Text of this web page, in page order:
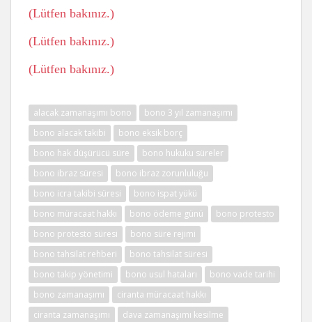
(Lütfen bakınız.)
(Lütfen bakınız.)
(Lütfen bakınız.)
alacak zamanaşımı bono
bono 3 yıl zamanaşımı
bono alacak takibi
bono eksik borç
bono hak düşürücü süre
bono hukuku süreler
bono ibraz süresi
bono ibraz zorunluluğu
bono icra takibi süresi
bono ispat yükü
bono müracaat hakkı
bono ödeme günü
bono protesto
bono protesto süresi
bono süre rejimi
bono tahsilat rehberi
bono tahsilat süresi
bono takip yönetimi
bono usul hataları
bono vade tarihi
bono zamanaşımı
ciranta müracaat hakkı
ciranta zamanaşımı
dava zamanaşımı kesilme